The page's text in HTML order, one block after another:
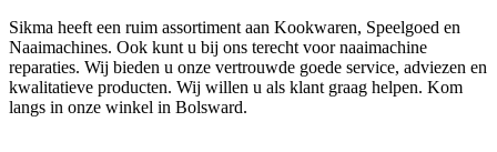
Sikma heeft een ruim assortiment aan Kookwaren, Speelgoed en
Naaimachines. Ook kunt u bij ons terecht voor naaimachine
reparaties. Wij bieden u onze vertrouwde goede service, adviezen en
kwalitatieve producten. Wij willen u als klant graag helpen. Kom
langs in onze winkel in Bolsward.